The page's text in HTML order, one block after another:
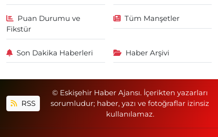
Puan Durumu ve
Fikstür
Tüm Manşetler
Son Dakika Haberleri Haber Arşivi
RSS
© Eskişehir Haber Ajansı. İçerikten yazarları
sorumludur; haber, yazı ve fotoğraflar izinsiz
kullanılamaz.